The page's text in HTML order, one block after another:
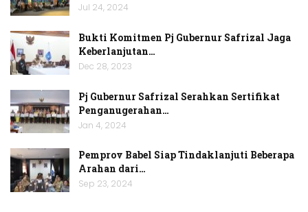
Jul 24, 2024
Bukti Komitmen Pj Gubernur Safrizal Jaga
Keberlanjutan…
Dec 28, 2023
Pj Gubernur Safrizal Serahkan Sertifikat
Penganugerahan…
Jan 4, 2024
Pemprov Babel Siap Tindaklanjuti Beberapa
Arahan dari…
Sep 23, 2024